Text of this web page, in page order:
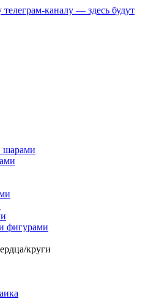
каналу — здесь будут
шарами
фигурами
круги